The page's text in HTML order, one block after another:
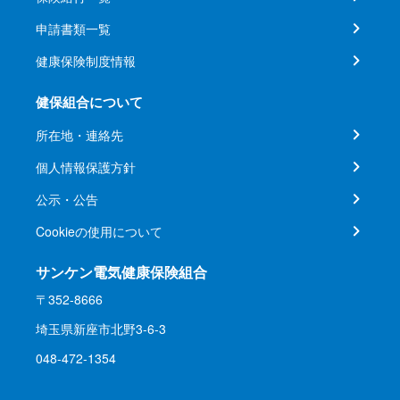
申請書類一覧
健康保険制度情報
健保組合について
所在地・連絡先
個人情報保護方針
公示・公告
Cookieの使用について
サンケン電気健康保険組合
〒352-8666
埼玉県新座市北野3-6-3
048-472-1354